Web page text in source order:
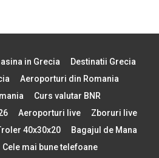
in Grecia
Destinatii Grecia
Aeroporturi din Romania
Curs valutar BNR
Aeroporturi live
Zboruri live
40x30x20
Bagajul de Mana
Cele mai bune telefoane